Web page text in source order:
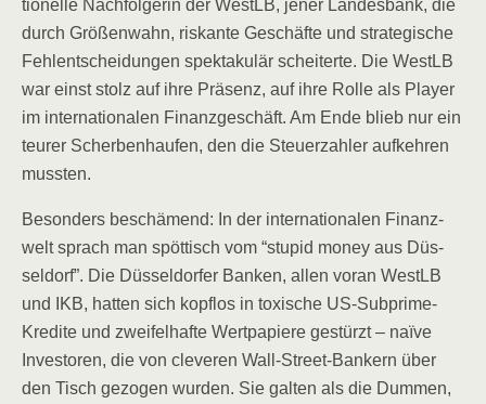
tio­nel­le Nach­fol­ge­rin der WestLB, jener Lan­des­bank, die
durch Grö­ßen­wahn, ris­kan­te Geschäf­te und stra­te­gi­sche
Fehl­ent­schei­dun­gen spek­ta­ku­lär schei­ter­te. Die WestLB
war einst stolz auf ihre Prä­senz, auf ihre Rol­le als Play­er
im inter­na­tio­na­len Finanz­ge­schäft. Am Ende blieb nur ein
teu­rer Scher­ben­hau­fen, den die Steu­er­zah­ler auf­keh­ren
mussten.
Beson­ders beschä­mend: In der inter­na­tio­na­len Finanz­
welt sprach man spöt­tisch vom “stu­pid money aus Düs­
sel­dorf”. Die Düs­sel­dor­fer Ban­ken, allen vor­an WestLB
und IKB, hat­ten sich kopf­los in toxi­sche US-Sub­prime-
Kre­di­te und zwei­fel­haf­te Wert­pa­pie­re gestürzt – naï­ve
Inves­to­ren, die von cle­ve­ren Wall-Street-Ban­kern über
den Tisch gezo­gen wur­den. Sie gal­ten als die Dum­men,